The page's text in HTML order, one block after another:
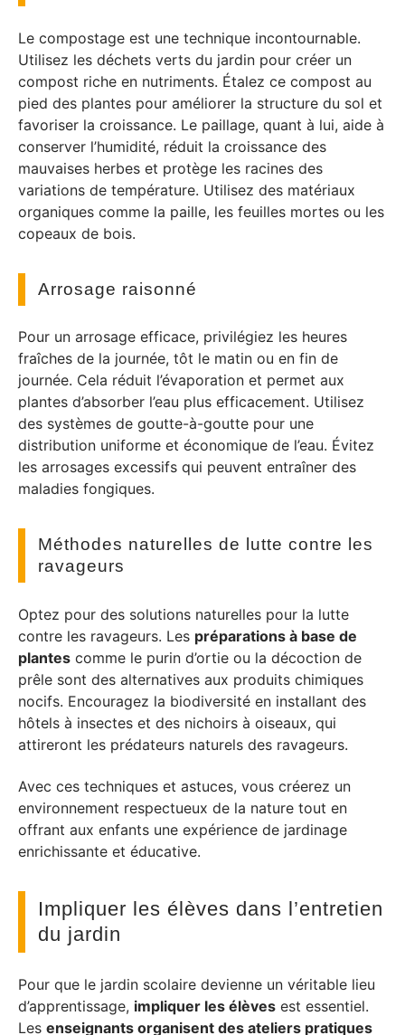
Le compostage est une technique incontournable.
Utilisez les déchets verts du jardin pour créer un
compost riche en nutriments. Étalez ce compost au
pied des plantes pour améliorer la structure du sol et
favoriser la croissance. Le paillage, quant à lui, aide à
conserver l’humidité, réduit la croissance des
mauvaises herbes et protège les racines des
variations de température. Utilisez des matériaux
organiques comme la paille, les feuilles mortes ou les
copeaux de bois.
Arrosage raisonné
Pour un arrosage efficace, privilégiez les heures
fraîches de la journée, tôt le matin ou en fin de
journée. Cela réduit l’évaporation et permet aux
plantes d’absorber l’eau plus efficacement. Utilisez
des systèmes de goutte-à-goutte pour une
distribution uniforme et économique de l’eau. Évitez
les arrosages excessifs qui peuvent entraîner des
maladies fongiques.
Méthodes naturelles de lutte contre les
ravageurs
Optez pour des solutions naturelles pour la lutte
contre les ravageurs. Les préparations à base de
plantes comme le purin d’ortie ou la décoction de
prêle sont des alternatives aux produits chimiques
nocifs. Encouragez la biodiversité en installant des
hôtels à insectes et des nichoirs à oiseaux, qui
attireront les prédateurs naturels des ravageurs.
Avec ces techniques et astuces, vous créerez un
environnement respectueux de la nature tout en
offrant aux enfants une expérience de jardinage
enrichissante et éducative.
Impliquer les élèves dans l’entretien
du jardin
Pour que le jardin scolaire devienne un véritable lieu
d’apprentissage, impliquer les élèves est essentiel.
Les enseignants organisent des ateliers pratiques